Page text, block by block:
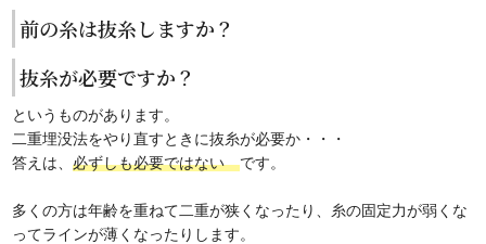
前の糸は抜糸しますか？
抜糸が必要ですか？
というものがあります。
二重埋没法をやり直すときに抜糸が必要か・・・
答えは、必ずしも必要ではないです。
多くの方は年齢を重ねて二重が狭くなったり、糸の固定力が弱くな
ってラインが薄くなったりします。